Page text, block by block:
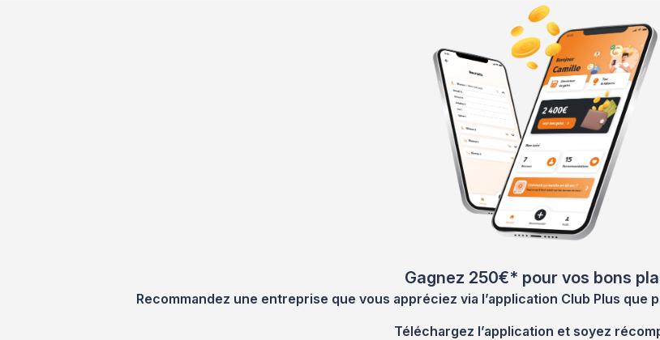
Gagnez 250€* pour vos bons
Recommandez une entreprise que vous appréciez via l’application Club Plus que
Téléchargez l’application et soyez